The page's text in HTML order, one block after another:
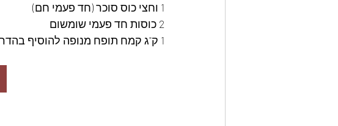
1 וחצי כוס סוכר (חד פעמי חם)
2 כוסות חד פעמי שומשום
1 ק"ג קמח תופח מנופה להוסיף בהדרגה